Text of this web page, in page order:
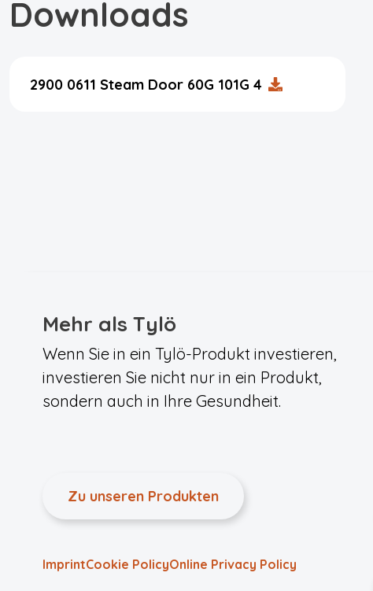
Downloads
2900 0611 Steam Door 60G 101G 4
Mehr als Tylö
Wenn Sie in ein Tylö-Produkt investieren,
investieren Sie nicht nur in ein Produkt,
sondern auch in Ihre Gesundheit.
Zu unseren Produkten
ImprintCookie PolicyOnline Privacy Policy